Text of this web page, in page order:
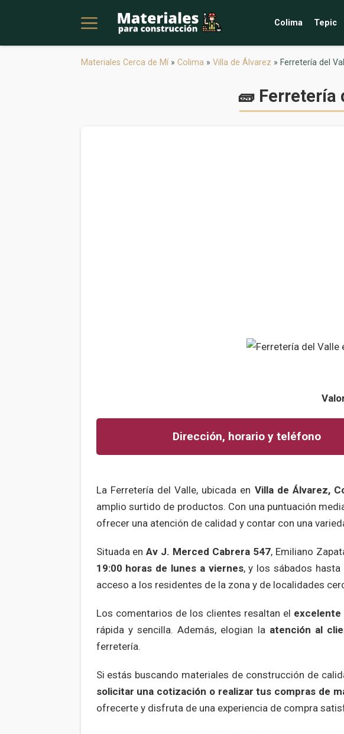
Colima Tepic
Materiales Cerca de Mí» Colima » Villa de Álvarez » Ferretería del
🧱 Ferretería
Dirección, horario y teléfono
La Ferretería del Valle, ubicada en Villa de Álvarez,
amplio surtido de productos. Con una puntuación
ofrecer una atención de calidad y contar con una
Situada enAv J. Merced Cabrera 547, Emiliano
19:00 horas de lunes a viernes, y los sábados hasta
acceso a los residentes de la zona y de localidades
Los comentarios de los clientes resaltan el
rápida y sencilla. Además, elogian la atención al
ferretería.
Si estás buscando materiales de construcción de
solicitar una cotización o realizar tus compras de
ofrecerte y disfruta de una experiencia de compra